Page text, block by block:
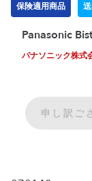
保険適用商品
Panasonic
パナソニック株式
申し訳ご